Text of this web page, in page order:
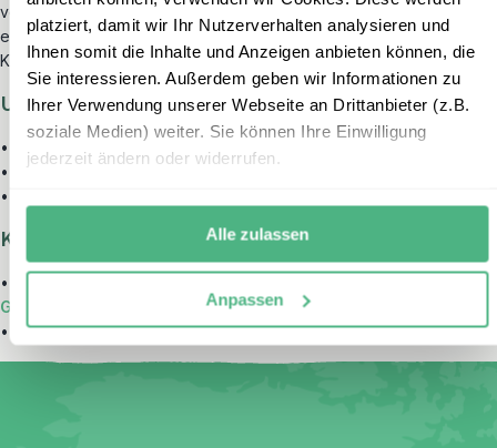
platziert, damit wir Ihr Nutzerverhalten analysieren und
Ihnen somit die Inhalte und Anzeigen anbieten können, die
Sie interessieren. Außerdem geben wir Informationen zu
Ihrer Verwendung unserer Webseite an Drittanbieter (z.B.
soziale Medien) weiter. Sie können Ihre Einwilligung
jederzeit ändern oder widerrufen.
Alle zulassen
Anpassen
von Familien auf Reisen bestens kennen. Sie beraten mit ihrer
eigenen Ländererfahrung und empfehlen Ihnen Highlights für
Kinder vom Baby bis zum Teenager.
Unsere beliebtesten Rundreisen in Bhutan:
•
Quer durch Bhutan in den unentdeckten Osten
•
Bhutan in Kürze: Leuchtende Dzongs & das Tigernest
•
Kombinieren Sie Bhutan mit Indien & Nepal:
•
Gebetsflaggen
•
Bhutan und Nepal: Vom Tigernest zur Dschungelsafari